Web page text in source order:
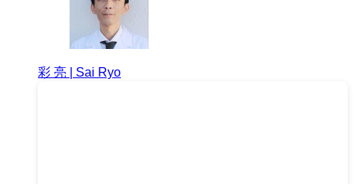
彩 亮 | Sai Ryo